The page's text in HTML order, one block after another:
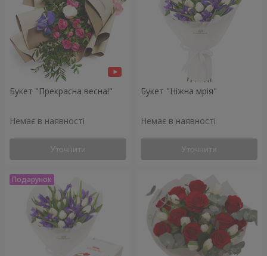
Букет "Прекрасна весна!"
Немає в наявності
Уточнити
Букет "Ніжна мрія"
Немає в наявності
Уточнити